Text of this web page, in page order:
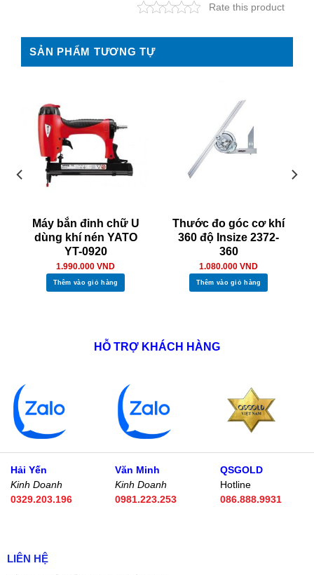
Rate this product
SẢN PHẨM TƯƠNG TỰ
Máy bắn đinh chữ U
dùng khí nén YATO
YT-0920
1.990.000 VND
Thêm vào giỏ hàng
Thước đo góc cơ khí
360 độ Insize 2372-
360
1.080.000 VND
Thêm vào giỏ hàng
HỖ TRỢ KHÁCH HÀNG
Hải Yến
Kinh Doanh
0329.203.196
Văn Minh
Kinh Doanh
0981.223.253
QSGOLD
Hotline
086.888.9931
LIÊN HỆ